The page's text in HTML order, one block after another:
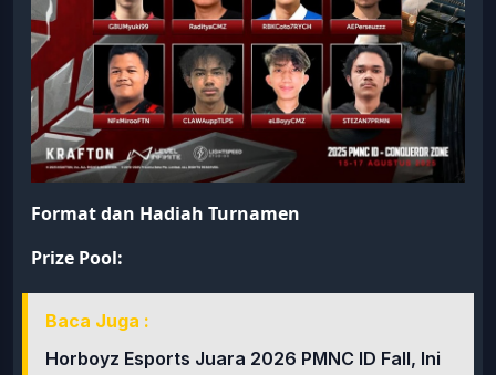
Format dan Hadiah Turnamen
Prize Pool:
Baca Juga :
Horboyz Esports Juara 2026 PMNC ID Fall, Ini